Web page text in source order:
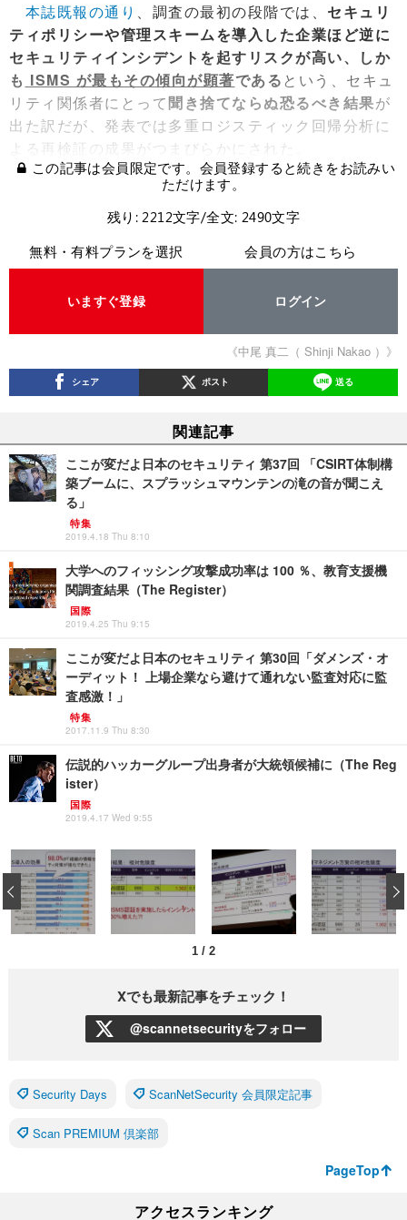
本誌既報の通り 、調査の最初の段階では、 セキュリ
ティポリシーや管理スキームを導入した企業ほど逆に
セキュリティインシデントを起すリスクが高い、しか
も ISMS が最もその傾向が顕著である という、セキュ
リティ関係者にとって聞き捨てならぬ恐るべき結果が
出た訳だが、発表では多重ロジスティック回帰分析に
よる再検証の成果がつまびらかにされた。
この記事は会員限定です。会員登録すると続きをお読みい
ただけます。
残り: 2212文字/全文: 2490文字
無料・有料プランを選択
いますぐ登録
会員の方はこちら
ログイン
《中尾 真二（ Shinji Nakao ）》
シェア ポスト 送る
関連記事
ここが変だよ日本のセキュリティ 第37回 「CSIRT体制構
築ブームに、スプラッシュマウンテンの滝の音が聞こえ
る」
特集
2019.4.18 Thu 8:10
大学へのフィッシング攻撃成功率は 100 ％、教育支援機
関調査結果（The Register）
国際
2019.4.25 Thu 9:15
ここが変だよ日本のセキュリティ 第30回「ダメンズ・オ
ーディット！ 上場企業なら避けて通れない監査対応に監
査感激！」
特集
2017.11.9 Thu 8:30
伝説的ハッカーグループ出身者が大統領候補に（The Reg
ister）
国際
2019.4.17 Wed 9:55
1 / 2
‹
Xでも最新記事をチェック！
@scannetsecurityをフォロー
Security Days ScanNetSecurity 会員限定記事
Scan PREMIUM 倶楽部
PageTop
アクセスランキング